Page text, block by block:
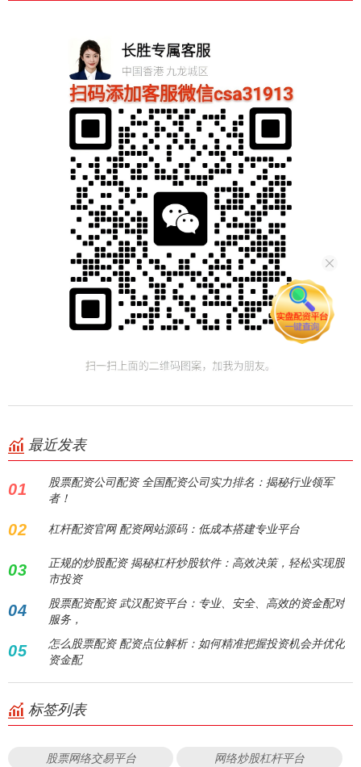
最近发表
01
股票配资公司配资 全国配资公司实力排名：揭秘行业领军
者！
02 杠杆配资官网 配资网站源码：低成本搭建专业平台
03
正规的炒股配资 揭秘杠杆炒股软件：高效决策，轻松实现股
市投资
04
股票配资配资 武汉配资平台：专业、安全、高效的资金配对
服务，
05
怎么股票配资 配资点位解析：如何精准把握投资机会并优化
资金配
标签列表
股票网络交易平台 网络炒股杠杆平台